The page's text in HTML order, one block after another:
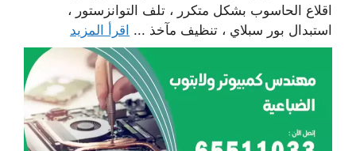
اقلاع الحاسوب بشكل متكرر ، تلف التوانزستور ،
استبدال بور سبلاي ، تنظيف مآخذ ... اقرأ المزيد